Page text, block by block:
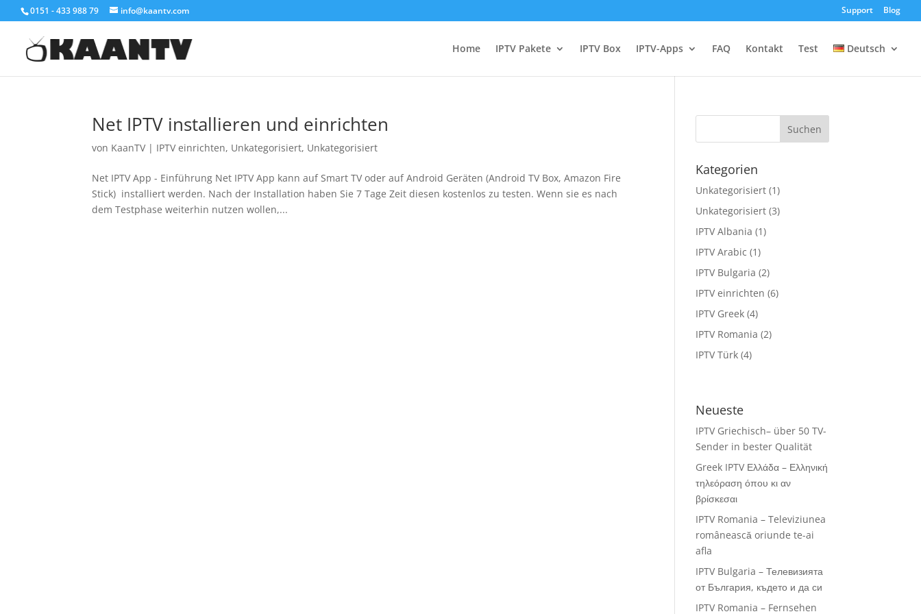
0151 - 433 988 79 info@kaantv.com Support Blog
Home IPTV Pakete IPTV Box IPTV-Apps FAQ Kontakt Test Deutsch
Net IPTV installieren und einrichten
von KaanTV| IPTV einrichten, Unkategorisiert, Unkategorisiert
Net IPTV App - Einführung Net IPTV App kann auf Smart TV oder auf Android Geräten (Android TV Box, Amazon Fire
Stick) installiert werden. Nach der Installation haben Sie 7 Tage Zeit diesen kostenlos zu testen. Wenn sie es nach
dem Testphase weiterhin nutzen wollen,...
Kategorien
Unkategorisiert (1)
Unkategorisiert (3)
IPTV Albania (1)
IPTV Arabic (1)
IPTV Bulgaria (2)
IPTV einrichten (6)
IPTV Greek (4)
IPTV Romania (2)
IPTV Türk (4)
Neueste
IPTV Griechisch– über 50 TV-
Sender in bester Qualität
Greek IPTV Ελλάδα – Ελληνική
τηλεόραση όπου κι αν
βρίσκεσαι
IPTV Romania – Televiziunea
românească oriunde te-ai
afla
IPTV Bulgaria – Телевизията
от България, където и да си
IPTV Romania – Fernsehen